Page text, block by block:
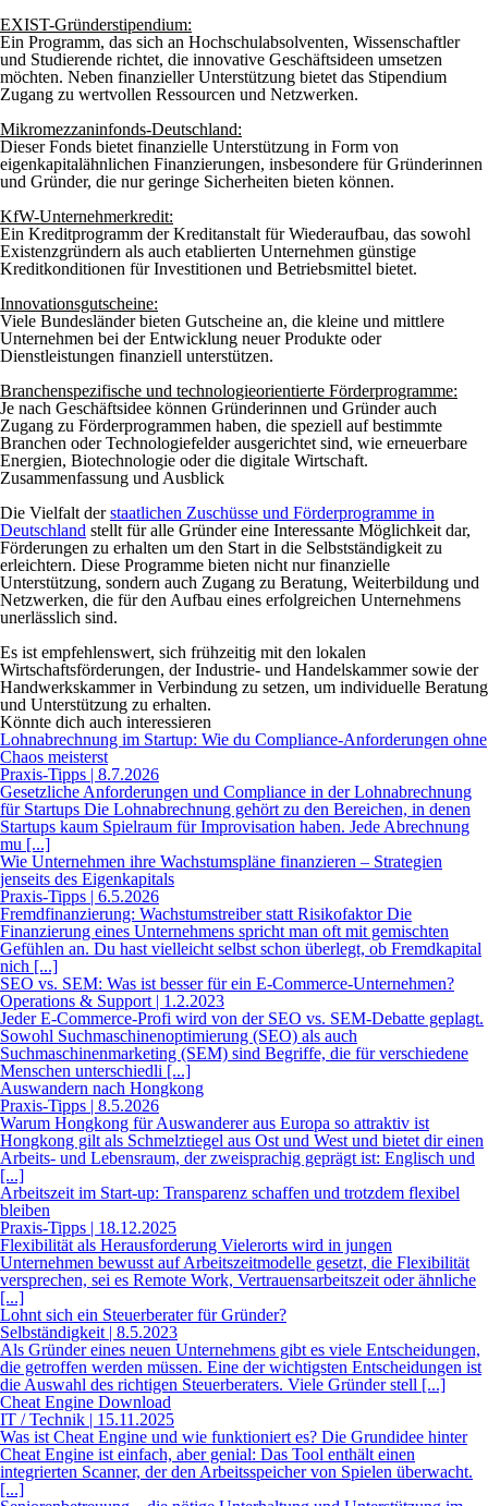
EXIST-Gründerstipendium:
Ein Programm, das sich an Hochschulabsolventen, Wissenschaftler
und Studierende richtet, die innovative Geschäftsideen umsetzen
möchten. Neben finanzieller Unterstützung bietet das Stipendium
Zugang zu wertvollen Ressourcen und Netzwerken.
Mikromezzaninfonds-Deutschland:
Dieser Fonds bietet finanzielle Unterstützung in Form von
eigenkapitalähnlichen Finanzierungen, insbesondere für Gründerinnen
und Gründer, die nur geringe Sicherheiten bieten können.
KfW-Unternehmerkredit:
Ein Kreditprogramm der Kreditanstalt für Wiederaufbau, das sowohl
Existenzgründern als auch etablierten Unternehmen günstige
Kreditkonditionen für Investitionen und Betriebsmittel bietet.
Innovationsgutscheine:
Viele Bundesländer bieten Gutscheine an, die kleine und mittlere
Unternehmen bei der Entwicklung neuer Produkte oder
Dienstleistungen finanziell unterstützen.
Branchenspezifische und technologieorientierte Förderprogramme:
Je nach Geschäftsidee können Gründerinnen und Gründer auch
Zugang zu Förderprogrammen haben, die speziell auf bestimmte
Branchen oder Technologiefelder ausgerichtet sind, wie erneuerbare
Energien, Biotechnologie oder die digitale Wirtschaft.
Zusammenfassung und Ausblick
Die Vielfalt derstaatlichen Zuschüsse und Förderprogramme in
Deutschland stellt für alle Gründer eine Interessante Möglichkeit dar,
Förderungen zu erhalten um den Start in die Selbstständigkeit zu
erleichtern. Diese Programme bieten nicht nur finanzielle
Unterstützung, sondern auch Zugang zu Beratung, Weiterbildung und
Netzwerken, die für den Aufbau eines erfolgreichen Unternehmens
unerlässlich sind.
Es ist empfehlenswert, sich frühzeitig mit den lokalen
Wirtschaftsförderungen, der Industrie- und Handelskammer sowie der
Handwerkskammer in Verbindung zu setzen, um individuelle Beratung
und Unterstützung zu erhalten.
Könnte dich auch interessieren
Lohnabrechnung im Startup: Wie du Compliance-Anforderungen ohne
Chaos meisterst
Praxis-Tipps | 8.7.2026
Gesetzliche Anforderungen und Compliance in der Lohnabrechnung
für Startups Die Lohnabrechnung gehört zu den Bereichen, in denen
Startups kaum Spielraum für Improvisation haben. Jede Abrechnung
mu [...]
Wie Unternehmen ihre Wachstumspläne finanzieren – Strategien
jenseits des Eigenkapitals
Praxis-Tipps | 6.5.2026
Fremdfinanzierung: Wachstumstreiber statt Risikofaktor Die
Finanzierung eines Unternehmens spricht man oft mit gemischten
Gefühlen an. Du hast vielleicht selbst schon überlegt, ob Fremdkapital
nich [...]
SEO vs. SEM: Was ist besser für ein E-Commerce-Unternehmen?
Operations & Support | 1.2.2023
Jeder E-Commerce-Profi wird von der SEO vs. SEM-Debatte geplagt.
Sowohl Suchmaschinenoptimierung (SEO) als auch
Suchmaschinenmarketing (SEM) sind Begriffe, die für verschiedene
Menschen unterschiedli [...]
Auswandern nach Hongkong
Praxis-Tipps | 8.5.2026
Warum Hongkong für Auswanderer aus Europa so attraktiv ist
Hongkong gilt als Schmelztiegel aus Ost und West und bietet dir einen
Arbeits- und Lebensraum, der zweisprachig geprägt ist: Englisch und
[...]
Arbeitszeit im Start-up: Transparenz schaffen und trotzdem flexibel
bleiben
Praxis-Tipps | 18.12.2025
Flexibilität als Herausforderung Vielerorts wird in jungen
Unternehmen bewusst auf Arbeitszeitmodelle gesetzt, die Flexibilität
versprechen, sei es Remote Work, Vertrauensarbeitszeit oder ähnliche
[...]
Lohnt sich ein Steuerberater für Gründer?
Selbständigkeit | 8.5.2023
Als Gründer eines neuen Unternehmens gibt es viele Entscheidungen,
die getroffen werden müssen. Eine der wichtigsten Entscheidungen ist
die Auswahl des richtigen Steuerberaters. Viele Gründer stell [...]
Cheat Engine Download
IT / Technik | 15.11.2025
Was ist Cheat Engine und wie funktioniert es? Die Grundidee hinter
Cheat Engine ist einfach, aber genial: Das Tool enthält einen
integrierten Scanner, der den Arbeitsspeicher von Spielen überwacht.
[...]